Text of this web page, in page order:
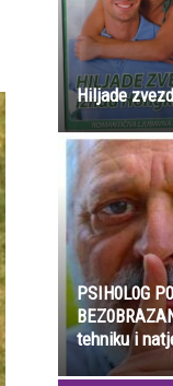
Hiljade
PSIH0L0G
tehniku i